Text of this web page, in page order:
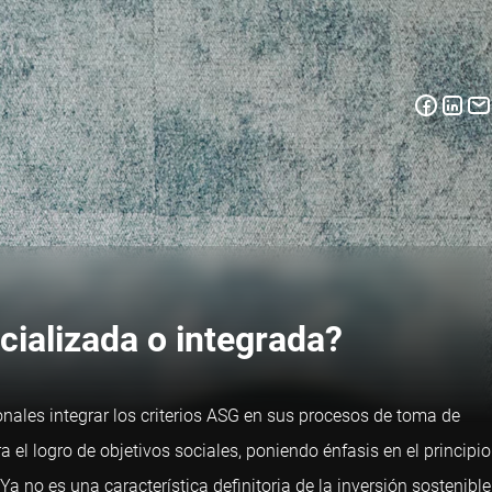
o integrada?
integrar los criterios ASG en sus procesos de toma de
el logro de objetivos sociales, poniendo énfasis en el principio
no es una característica definitoria de la inversión sostenible